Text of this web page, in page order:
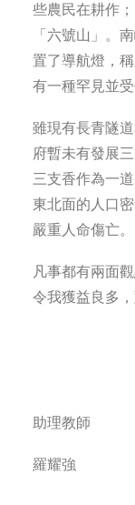
些農民在耕作
「六號山」。
置了導航燈，
有一種罕見並
雖現有長青隧
府暫未有發展
三支香作為一
東北面的人口
嚴重人命傷亡。
凡事都有兩面
令我獲益良多
助理教師
羅耀強